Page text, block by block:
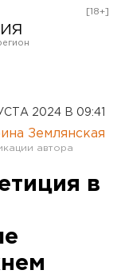
[18+]
2024 В 09:41
Землянская
в